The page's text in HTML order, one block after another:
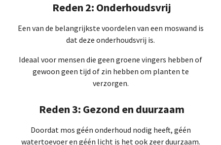
Reden 2: Onderhoudsvrij
Een van de belangrijkste voordelen van een moswand is
dat deze onderhoudsvrij is.
Ideaal voor mensen die geen groene vingers hebben of
gewoon geen tijd of zin hebben om planten te
verzorgen.
Reden 3: Gezond en duurzaam
Doordat mos géén onderhoud nodig heeft, géén
watertoevoer en géén licht is het ook zeer duurzaam.